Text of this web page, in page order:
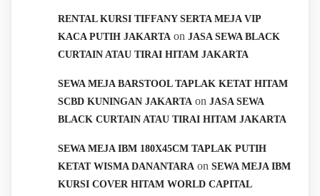
RENTAL KURSI TIFFANY SERTA MEJA VIP
KACA PUTIH JAKARTA on JASA SEWA BLACK
CURTAIN ATAU TIRAI HITAM JAKARTA
SEWA MEJA BARSTOOL TAPLAK KETAT HITAM
SCBD KUNINGAN JAKARTA on JASA SEWA
BLACK CURTAIN ATAU TIRAI HITAM JAKARTA
SEWA MEJA IBM 180X45CM TAPLAK PUTIH
KETAT WISMA DANANTARA on SEWA MEJA IBM
KURSI COVER HITAM WORLD CAPITAL